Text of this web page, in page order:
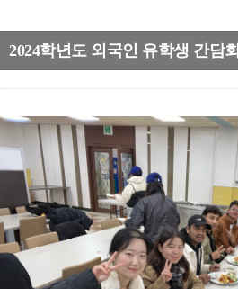
2024학년도 외국인 유학생 간담회